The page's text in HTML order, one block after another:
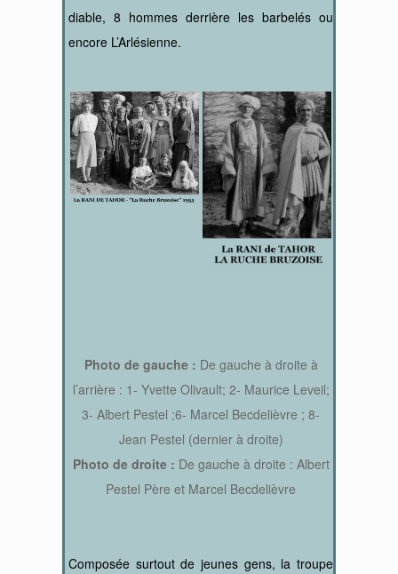
diable, 8 hommes derrière les barbelés ou
encore L’Arlésienne.
Photo de gauche : De gauche à droite à
l’arrière : 1- Yvette Olivault; 2- Maurice Leveil;
3- Albert Pestel ;6- Marcel Becdelièvre ; 8-
Jean Pestel (dernier à droite)
Photo de droite : De gauche à droite : Albert
Pestel Père et Marcel Becdelièvre
Composée surtout de jeunes gens, la troupe